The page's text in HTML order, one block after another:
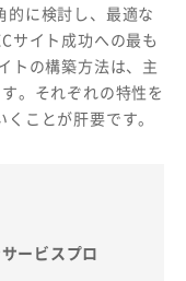
的に検討し、最適な
サイト成功への最も
トの構築方法は、主
。それぞれの特性を
ことが肝要です。
ービスプロ